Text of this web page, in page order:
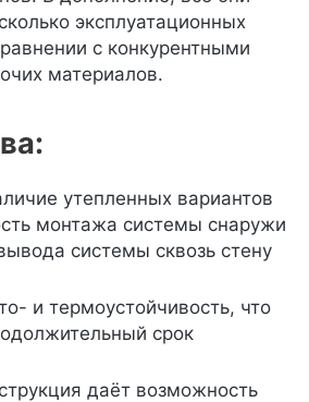
эксплуатационных
с конкурентными
материалов.
утепленных вариантов
монтажа системы снаружи
системы сквозь стену
и термоустойчивость, что
срок
даёт возможность